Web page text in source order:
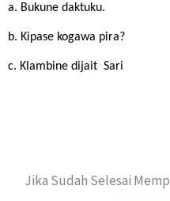
a. Bukune daktuku.
b. Kipase kogawa pira?
c. Klambine dijait  Sari
Jika Sudah Selesai